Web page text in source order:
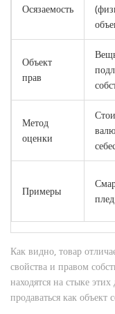
Осязаемость
Объект
прав
Метод
оценки
Примеры
плед
Как видно, товар
свойства и правом
находятся на стыке
продаваться как объект